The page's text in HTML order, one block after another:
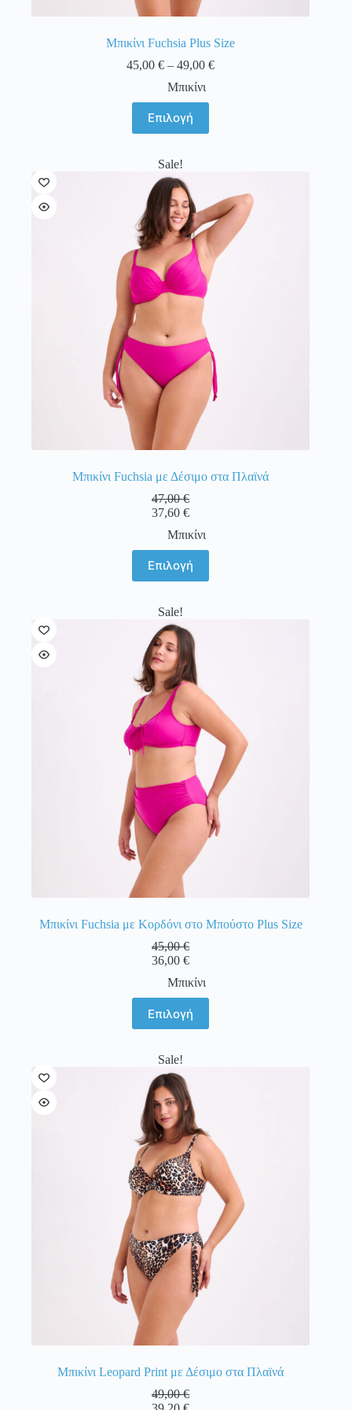
Μπικίνι Fuchsia Plus Size
45,00€ – 49,00€Price
Μπικίνι
Επιλογή
το
προϊόν
πολλαπλές
παραλλαγές.
Οι
επιλογές
μπορούν
να
επιλεγούν
στη
σελίδα
του
προϊόντος
Sale!
Μπικίνι Fuchsia με Δέσιμο στα Πλαϊνά
47,00€
37,60€
Μπικίνι
Επιλογή
το
προϊόν
πολλαπλές
παραλλαγές.
Οι
επιλογές
μπορούν
να
επιλεγούν
στη
σελίδα
του
προϊόντος
Sale!
Μπικίνι Fuchsia με Κορδόνι στο Μπούστο Plus Size
45,00€
36,00€
Μπικίνι
Επιλογή
το
προϊόν
πολλαπλές
παραλλαγές.
Οι
επιλογές
μπορούν
να
επιλεγούν
στη
σελίδα
του
προϊόντος
Sale!
Μπικίνι Leopard Print με Δέσιμο στα Πλαϊνά
49,00€